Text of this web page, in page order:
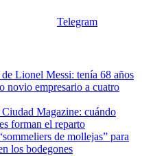
Telegram
Lionel Messi: tenía 68 años
novio empresario a cuatro
Magazine: cuándo
forman el reparto
de mollejas” para
los bodegones